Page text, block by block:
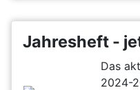
Jahresheft -
Das
2024-